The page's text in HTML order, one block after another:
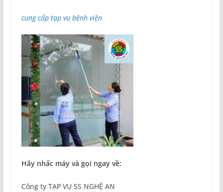
cung cấp tạp vụ bệnh viện
Hãy nhấc máy và gọi ngay về:
Công ty TẠP VỤ 5S NGHỆ AN